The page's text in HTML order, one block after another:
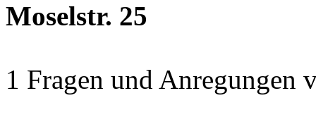
Moselstr. 25
1 Fragen und Anregungen